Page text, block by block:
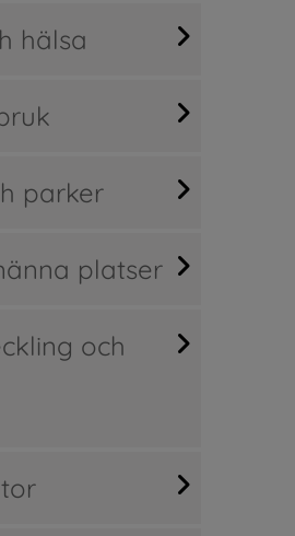
hälsa
parker
platser
och